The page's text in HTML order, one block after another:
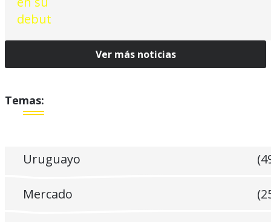
Ver más noticias
Temas:
Uruguayo
Mercado